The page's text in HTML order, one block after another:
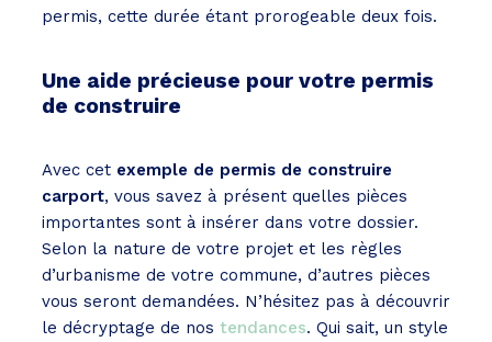
permis, cette durée étant prorogeable deux fois.
Une aide précieuse pour votre permis
de construire
Avec cet exemple de permis de construire
carport, vous savez à présent quelles pièces
importantes sont à insérer dans votre dossier.
Selon la nature de votre projet et les règles
d’urbanisme de votre commune, d’autres pièces
vous seront demandées. N’hésitez pas à découvrir
le décryptage de nos tendances. Qui sait, un style